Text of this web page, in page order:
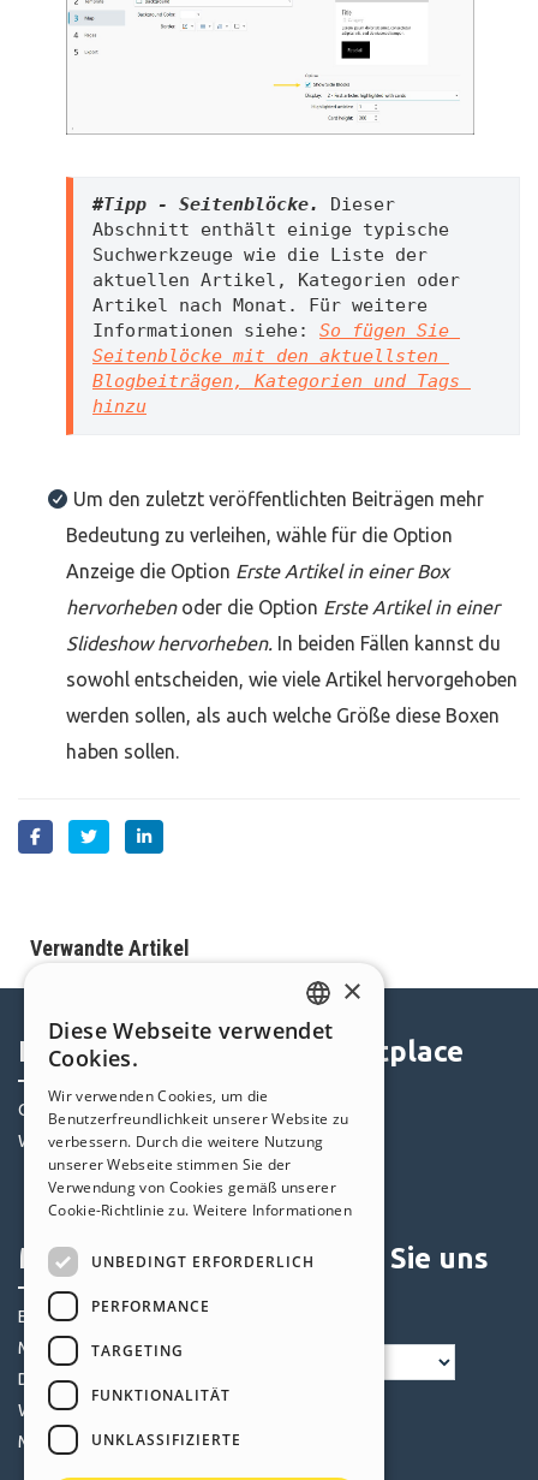
#Tipp - Seitenblöcke. Dieser
Abschnitt enthält einige typische
Suchwerkzeuge wie die Liste der
aktuellen Artikel, Kategorien oder
Artikel nach Monat. Für weitere
Informationen siehe:
So fügen Sie
Seitenblöcke mit den aktuellsten
Blogbeiträgen, Kategorien und Tags
hinzu
Um den zuletzt veröffentlichten Beiträgen mehr
Bedeutung zu verleihen, wähle für die Option
Anzeige die Option Erste Artikel in einer Box
hervorhebenoder die Option Erste Artikel in einer
Slideshow hervorheben. In beiden Fällen kannst du
sowohl entscheiden, wie viele Artikel hervorgehoben
werden sollen, als auch welche Größe diese Boxen
haben sollen.
Verwandte Artikel
Help Center
Community
Websites von Nutzern
Marketplace
Templates
Objekte
Credits
Angebote
Mein Profil
Eigene Beiträge
Meine Lizenz
Downloads
Webhosting
Meine Credits
Folgen Sie uns
ENGLISH
GERMAN
SPANISH
PORTUGUESE
×
Diese Webseite verwendet
Cookies.
Wir verwenden Cookies, um die
Benutzerfreundlichkeit unserer Website zu
verbessern. Durch die weitere Nutzung
unserer Webseite stimmen Sie der
Verwendung von Cookies gemäß unserer
Cookie-Richtlinie zu. Weitere Informationen
UNBEDINGT ERFORDERLICH
PERFORMANCE
TARGETING
FUNKTIONALITÄT
UNKLASSIFIZIERTE